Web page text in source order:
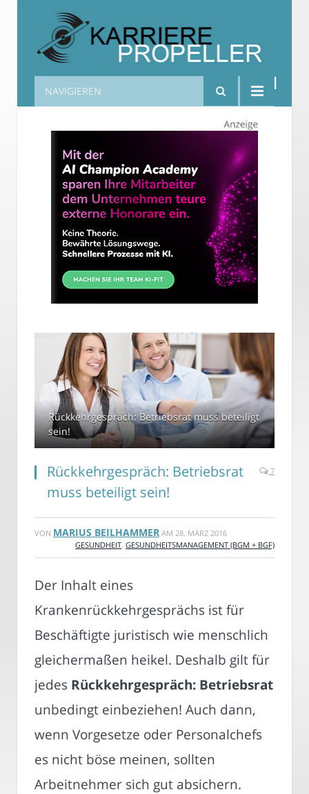
Karrierepropeller
NAVIGIEREN
Rückkehrgespräch: Betriebsrat muss beteiligt
sein!
Rückkehrgespräch: Betriebsrat
muss beteiligt sein!
7
VON MARIUS BEILHAMMER AM 28. MÄRZ 2016
GESUNDHEIT GESUNDHEITSMANAGEMENT (BGM + BGF)
Der Inhalt eines
Krankenrückkehrgesprächs ist für
Beschäftigte juristisch wie menschlich
gleichermaßen heikel. Deshalb gilt für
jedes Rückkehrgespräch: Betriebsrat
unbedingt einbeziehen! Auch dann,
wenn Vorgesetze oder Personalchefs
es nicht böse meinen, sollten
Arbeitnehmer sich gut absichern.